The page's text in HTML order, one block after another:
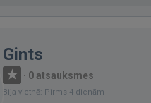
Gints
· 0 atsauksmes
Bija vietnē: Pirms 4 dienām